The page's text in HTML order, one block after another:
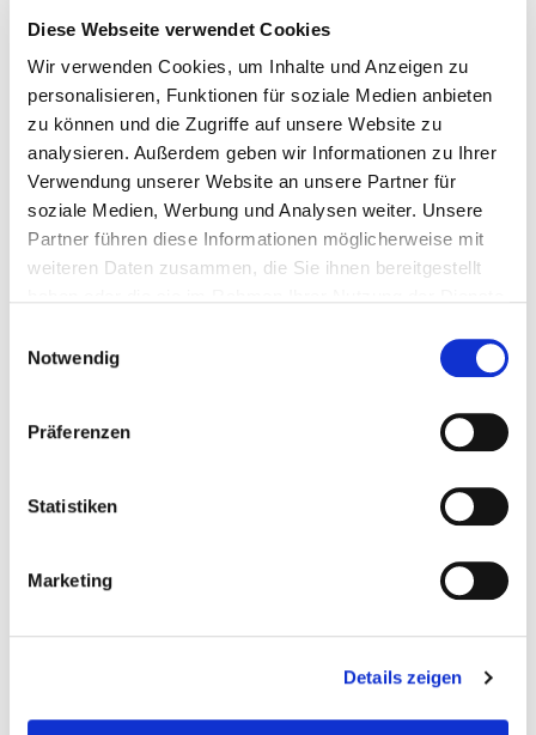
Diese Webseite verwendet Cookies
Wir verwenden Cookies, um Inhalte und Anzeigen zu
personalisieren, Funktionen für soziale Medien anbieten
zu können und die Zugriffe auf unsere Website zu
analysieren. Außerdem geben wir Informationen zu Ihrer
Verwendung unserer Website an unsere Partner für
soziale Medien, Werbung und Analysen weiter. Unsere
Partner führen diese Informationen möglicherweise mit
weiteren Daten zusammen, die Sie ihnen bereitgestellt
Notwendig
Präferenzen
Statistiken
Marketing
Details zeigen
Spanngurte bedruckt 4t mit Spitzhaken
Gewicht: 2.2 kg
Regulärer Preis:
Ab15,30 €
Spanngurte Aufdruck 5t mit Spitzhaken
14,26 €